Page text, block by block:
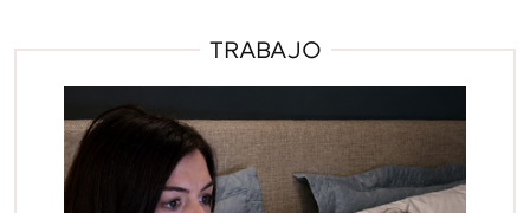
TRABAJO